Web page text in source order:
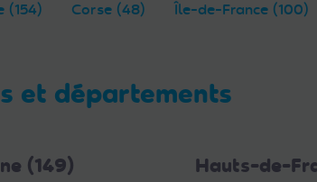
(154) Corse (48) Île-de-France (100)
et départements
(149) Hauts-de-